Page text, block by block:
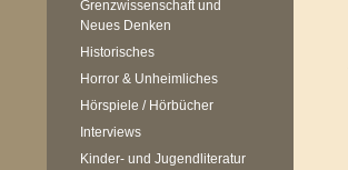
Grenzwissenschaft und
Neues Denken
Historisches
Horror & Unheimliches
Hörspiele / Hörbücher
Interviews
Kinder- und Jugendliteratur